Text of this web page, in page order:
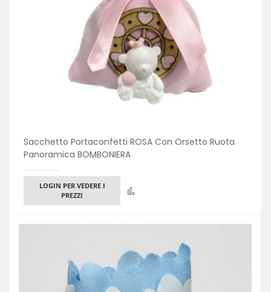
Sacchetto Portaconfetti ROSA Con Orsetto Ruota
Panoramica BOMBONIERA
LOGIN PER VEDERE I
PREZZI